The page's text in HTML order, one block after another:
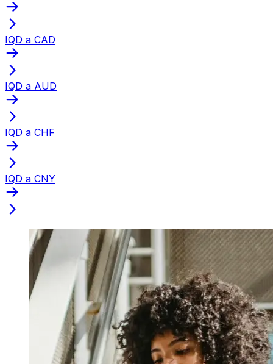
IQD a CAD
IQD a AUD
IQD a CHF
IQD a CNY